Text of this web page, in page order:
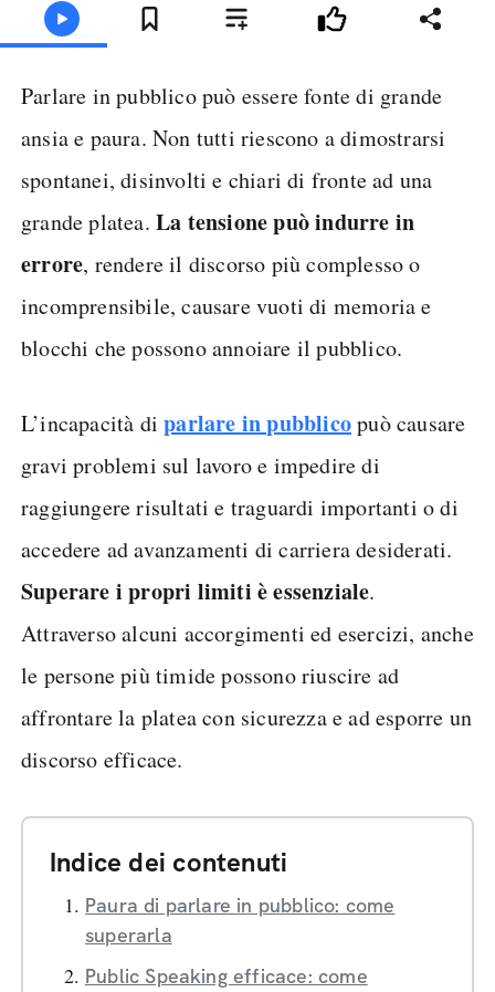
Parlare in pubblico può essere fonte di grande
ansia e paura. Non tutti riescono a dimostrarsi
spontanei, disinvolti e chiari di fronte ad una
grande platea. La tensione può indurre in
errore, rendere il discorso più complesso o
incomprensibile, causare vuoti di memoria e
blocchi che possono annoiare il pubblico.
L’incapacità diparlare in pubblicopuò causare
gravi problemi sul lavoro e impedire di
raggiungere risultati e traguardi importanti o di
accedere ad avanzamenti di carriera desiderati.
Superare i propri limiti è essenziale.
Attraverso alcuni accorgimenti ed esercizi, anche
le persone più timide possono riuscire ad
affrontare la platea con sicurezza e ad esporre un
discorso efficace.
Indice dei contenuti
Paura di parlare in pubblico: come
superarla
Public Speaking efficace: come